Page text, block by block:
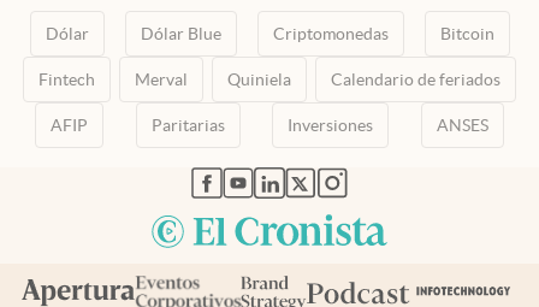
Dólar Dólar Blue Criptomonedas Bitcoin
Fintech Merval Quiniela Calendario de feriados
AFIP Paritarias Inversiones ANSES
abre en nueva pestaña
abre en nueva pestaña
abre en nueva pestaña
abre en nueva pestaña
abre en nueva pestaña